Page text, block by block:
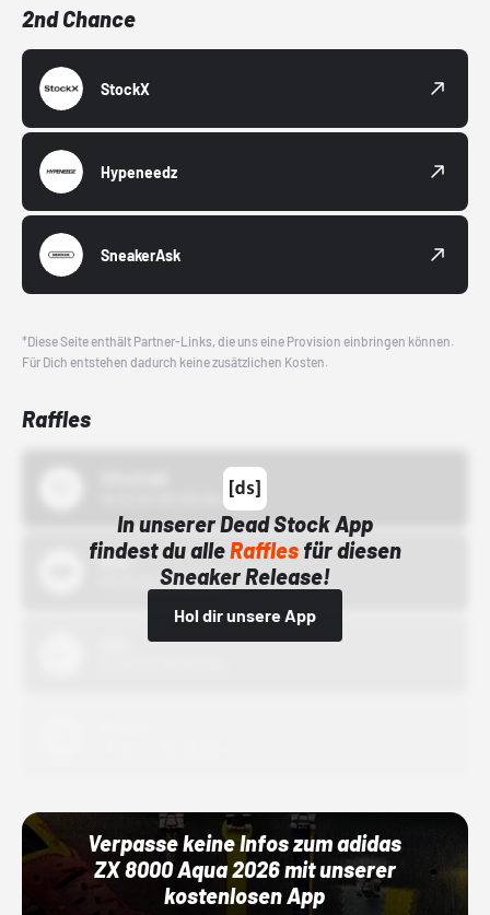
2nd Chance
StockX
Hypeneedz
SneakerAsk
*Diese Seite enthält Partner-Links, die uns eine Provision einbringen können.
Für Dich entstehen dadurch keine zusätzlichen Kosten.
Raffles
In unserer Dead Stock App
findest du alleRafflesfür diesen
Sneaker Release!
Hol dir unsere App
Bstn
01.10.22 00:00 Uhr
Verpasse keine Infos zum adidas
ZX 8000 Aqua 2026 mit unserer
kostenlosen App